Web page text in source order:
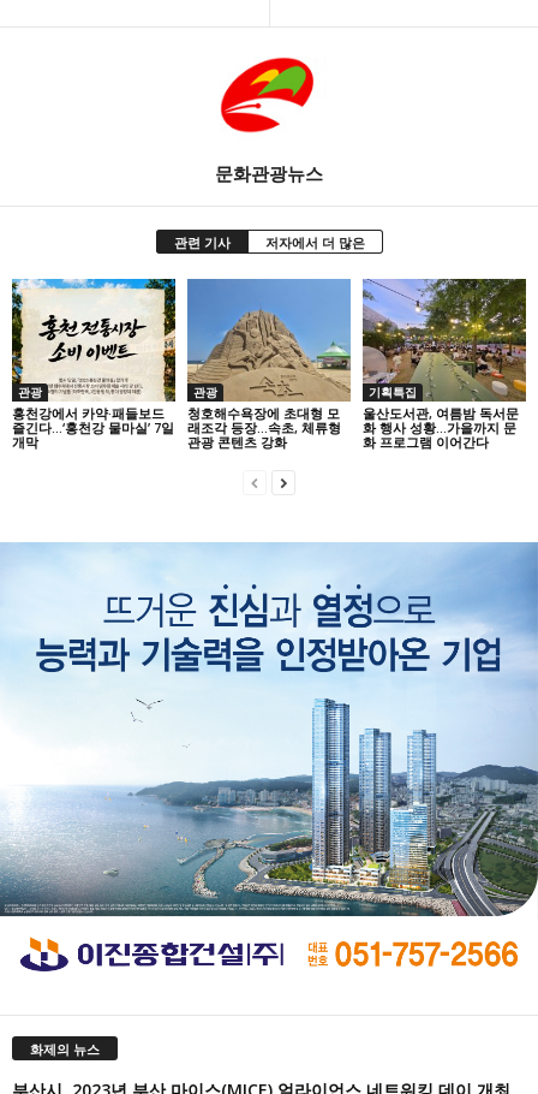
문화관광뉴스
관련 기사 저자에서 더 많은
관광
홍천강에서 카약·패들보드
즐긴다…‘홍천강 물마실’ 7일
개막
관광
청호해수욕장에 초대형 모
래조각 등장…속초, 체류형
관광 콘텐츠 강화
기획특집
울산도서관, 여름밤 독서문
화 행사 성황…가을까지 문
화 프로그램 이어간다
화제의 뉴스
부산시, 2023년 부산 마이스(MICE) 얼라이언스 네트워킹 데이 개최